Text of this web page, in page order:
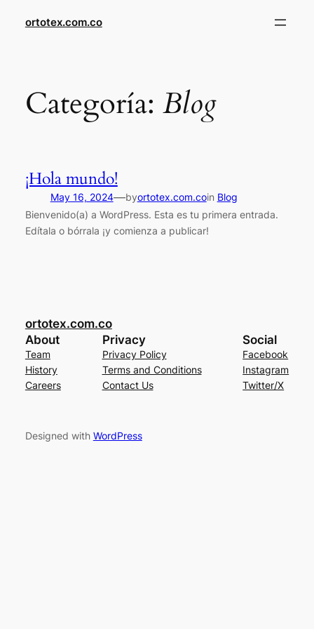
ortotex.com.co
Categoría: Blog
¡Hola mundo!
May 16, 2024—byortotex.com.coin Blog
Bienvenido(a) a WordPress. Esta es tu primera entrada.
Edítala o bórrala ¡y comienza a publicar!
ortotex.com.co
About
Team
History
Careers
Privacy
Privacy Policy
Terms and Conditions
Contact Us
Social
Facebook
Instagram
Twitter/X
Designed with WordPress